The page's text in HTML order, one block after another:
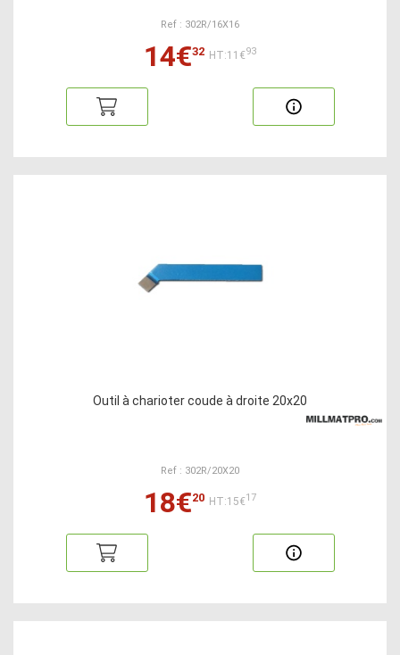
Ref : 302R/16X16
14€32 HT:11€93
Outil à charioter coude à droite 20x20
Ref : 302R/20X20
18€20 HT:15€17